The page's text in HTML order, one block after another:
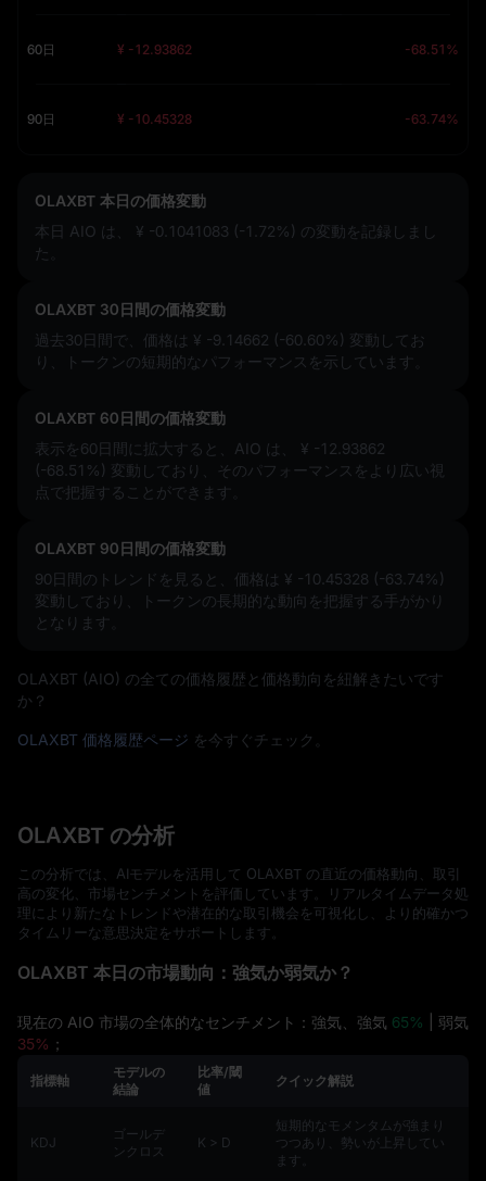
60日 ¥ -12.93862 -68.51%
90日 ¥ -10.45328 -63.74%
OLAXBT 本日の価格変動
本日 AIO は、
¥ -0.1041083 (-1.72%) の変動を記録しまし
た。
OLAXBT 30日間の価格変動
過去30日間で、価格は ¥ -9.14662 (-60.60%) 変動してお
り、トークンの短期的なパフォーマンスを示しています。
OLAXBT 60日間の価格変動
表示を60日間に拡大すると、AIO は、
¥ -12.93862
(-68.51%) 変動しており、そのパフォーマンスをより広い視
点で把握することができます。
OLAXBT 90日間の価格変動
90日間のトレンドを見ると、価格は ¥ -10.45328 (-63.74%)
変動しており、トークンの長期的な動向を把握する手がかり
となります。
OLAXBT (AIO) の全ての価格履歴と価格動向を紐解きたいです
か？
OLAXBT 価格履歴ページ を今すぐチェック。
OLAXBT の分析
この分析では、AIモデルを活用して OLAXBT の直近の価格動向、取引
高の変化、市場センチメントを評価しています。リアルタイムデータ処
理により新たなトレンドや潜在的な取引機会を可視化し、より的確かつ
タイムリーな意思決定をサポートします。
OLAXBT 本日の市場動向：強気か弱気か？
現在の AIO 市場の全体的なセンチメント：強気、強気 65%
| 弱気
35% ；
指標軸
モデルの
結論
比率/閾
値
クイック解説
KDJ
ゴールデ
ンクロス
K > D
短期的なモメンタムが強まり
つつあり、勢いが上昇してい
ます。